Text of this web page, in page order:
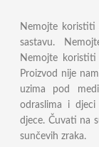
Nemojte koristiti
sastavu.
Nemojte
Proizvod nije
uzima pod
odraslima i
djece. Čuvati na
sunčevih zraka.